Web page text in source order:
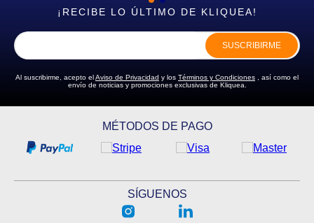
¡RECIBE LO ÚLTIMO DE KLIQUEA!
SUSCRIBIRME
Al suscribirme, acepto elAviso de Privacidad y los Términos y Condiciones , así como el
envío de noticias y promociones exclusivas de Kliquea.
MÉTODOS DE PAGO
SÍGUENOS